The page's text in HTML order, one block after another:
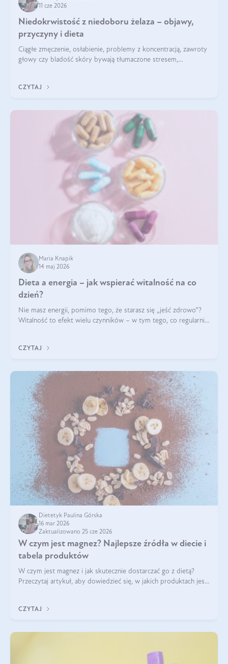
11 cze 2026
Niedokrwistość z niedoboru żelaza – objawy,
przyczyny i dieta
Ciągłe zmęczenie, osłabienie, problemy z koncentracją, zawroty
głowy czy bladość skóry bywają tłumaczone stresem,
CZYTAJ
Maria Knapik
14 maj 2026
Dieta a energia – jak wspierać witalność na co
dzień?
Nie masz energii, pomimo tego, że starasz się „jeść zdrowo”?
Witalność to efekt wielu czynników – w tym tego, co regularnie
CZYTAJ
Dietetyk Paulina Górska
16 mar 2026
Zaktualizowano 25 cze 2026
W czym jest magnez? Najlepsze źródła w diecie i
tabela produktów
W czym jest magnez i jak skutecznie dostarczać go z dietą?
Przeczytaj artykuł, aby dowiedzieć się, w jakich produktach jest
CZYTAJ